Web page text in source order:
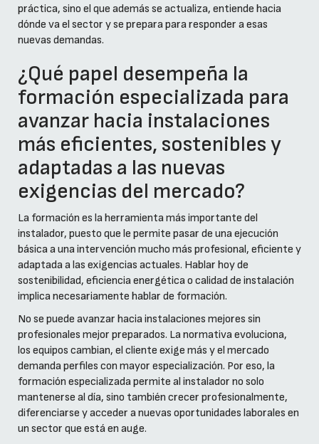
práctica, sino el que además se actualiza, entiende hacia
dónde va el sector y se prepara para responder a esas
nuevas demandas.
¿Qué papel desempeña la
formación especializada para
avanzar hacia instalaciones
más eficientes, sostenibles y
adaptadas a las nuevas
exigencias del mercado?
La formación es la herramienta más importante del
instalador, puesto que le permite pasar de una ejecución
básica a una intervención mucho más profesional, eficiente y
adaptada a las exigencias actuales. Hablar hoy de
sostenibilidad, eficiencia energética o calidad de instalación
implica necesariamente hablar de formación.
No se puede avanzar hacia instalaciones mejores sin
profesionales mejor preparados. La normativa evoluciona,
los equipos cambian, el cliente exige más y el mercado
demanda perfiles con mayor especialización. Por eso, la
formación especializada permite al instalador no solo
mantenerse al día, sino también crecer profesionalmente,
diferenciarse y acceder a nuevas oportunidades laborales en
un sector que está en auge.